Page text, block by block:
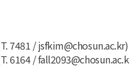
7481 /jsfkim@chosun.ac.kr)
6164 /fall2093@chosun.ac.k